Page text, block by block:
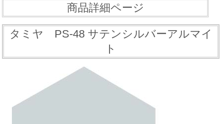
商品詳細ページ
タミヤ PS-48 サテンシルバーアルマイ
ト